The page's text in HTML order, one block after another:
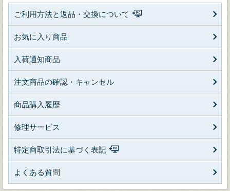
ご利用方法と返品・交換について
お気に入り商品
入荷通知商品
注文商品の確認・キャンセル
商品購入履歴
修理サービス
特定商取引法に基づく表記
よくある質問